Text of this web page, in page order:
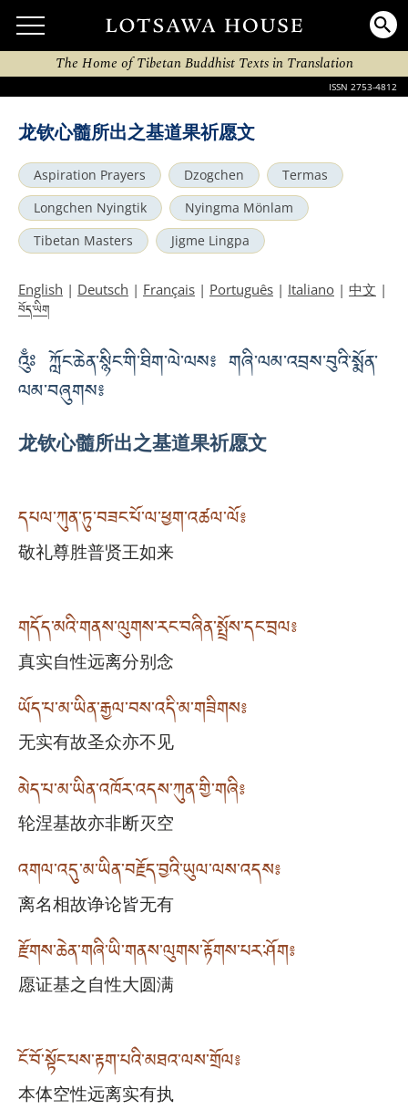
The Home of Tibetan Buddhist Texts in Translation
ISSN 2753-4812
龙钦心髓所出之基道果祈愿文
Aspiration Prayers Dzogchen
Termas
Longchen Nyingtik
Nyingma Mönlam
Tibetan Masters
Jigme Lingpa
English | Deutsch | Français | Português | Italiano | 中文 |
བོད་ཡིག
འུྃཿ ཀློང་ཆེན་སྙིང་གི་ཐིག་ལེ་ལས༔ གཞི་ལམ་འབྲས་བུའི་སྨོན་
ལམ་བཞུགས༔
龙钦心髓所出之基道果祈愿文
དཔལ་ཀུན་ཏུ་བཟང་པོ་ལ་ཕྱག་འཚལ་ལོ༔
敬礼尊胜普贤王如来
གདོད་མའི་གནས་ལུགས་རང་བཞིན་སྤྲོས་དང་བྲལ༔
真实自性远离分别念
ཡོད་པ་མ་ཡིན་རྒྱལ་བས་འདི་མ་གཟིགས༔
无实有故圣众亦不见
མེད་པ་མ་ཡིན་འཁོར་འདས་ཀུན་གྱི་གཞི༔
轮涅基故亦非断灭空
འགལ་འདུ་མ་ཡིན་བརྗོད་བྱའི་ཡུལ་ལས་འདས༔
离名相故诤论皆无有
རྫོགས་ཆེན་གཞི་ཡི་གནས་ལུགས་རྟོགས་པར་ཤོག༔
愿证基之自性大圆满
ངོ་བོ་སྟོང་པས་རྟག་པའི་མཐའ་ལས་གྲོལ༔
本体空性远离实有执